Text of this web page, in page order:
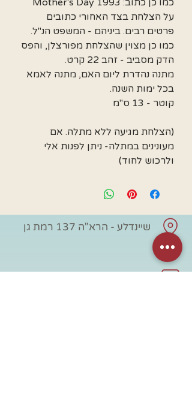
על הצלחת בצד האחורי כתובים
פרטים רבים. ביניהם - המשפט הנ"ל.
כמו כן מצוין שהצלחת מפורצלן, והפס
הדק מסביב - זהב 22 קרט.
מתנה נהדרת ליום האם, מתנה לאמא
בכל ימות השנה.
קוטר - 13 ס"מ
(הצלחת מגיעה ללא מתלה. אם
מעונינים במתלה- ניתן לפנות אלי
ולרכוש לחוד)
שיינדלע - הרא"ה 137 רמת גן